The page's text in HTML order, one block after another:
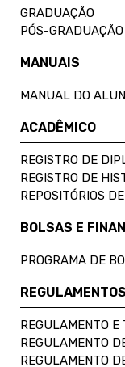
GRADUAÇÃO
PÓS-GRADUAÇÃO
MANUAIS
MANUAL DO
ACADÊMICO
REGISTRO DE
REGISTRO DE
REPOSITÓRIOS
BOLSAS E
PROGRAMA DE
REGULAMENTOS
REGULAMENTO E
REGULAMENTO
REGULAMENTO